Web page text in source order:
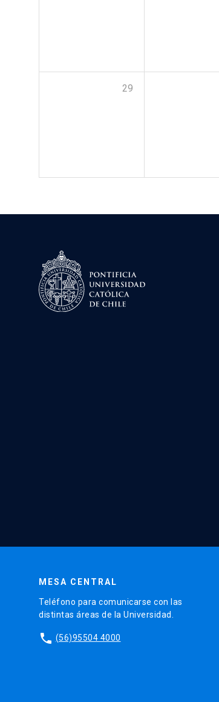
29
MESA CENTRAL
Teléfono para comunicarse con las
distintas áreas de la Universidad.
phone (56)95504 4000